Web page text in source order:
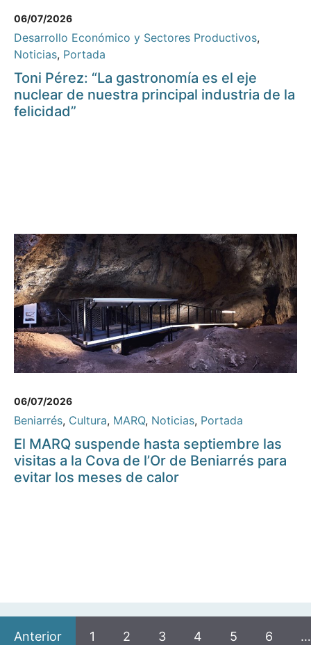
06/07/2026
Desarrollo Económico y Sectores Productivos,
Noticias, Portada
Toni Pérez: “La gastronomía es el eje
nuclear de nuestra principal industria de la
felicidad”
06/07/2026
Beniarrés, Cultura, MARQ, Noticias, Portada
El MARQ suspende hasta septiembre las
visitas a la Cova de l’Or de Beniarrés para
evitar los meses de calor
Anterior 1 2 3 4 5 6 …